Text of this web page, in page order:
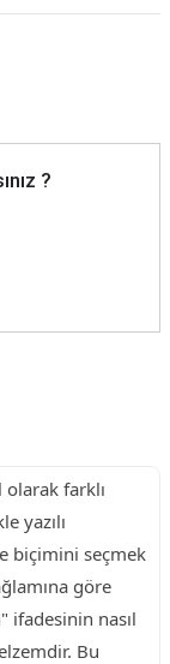
?
olarak farklı
yazılı
biçimini seçmek
göre
ifadesinin nasıl
Bu